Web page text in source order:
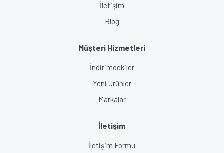
İletişim
Blog
Müşteri Hizmetleri
İndirimdekiler
Yeni Ürünler
Markalar
İletişim
İletişim Formu